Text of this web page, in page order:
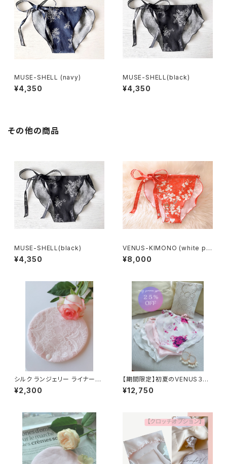
MUSE-SHELL (navy)
¥4,350
MUSE-SHELL(black)
¥4,350
その他の商品
MUSE-SHELL(black)
¥4,350
VENUS-KIMONO (white plu
m)
¥8,000
シルク ランジェリー ライナー（p
ink）
¥2,300
【期間限定】初夏のVENUS３枚
セット
¥12,750